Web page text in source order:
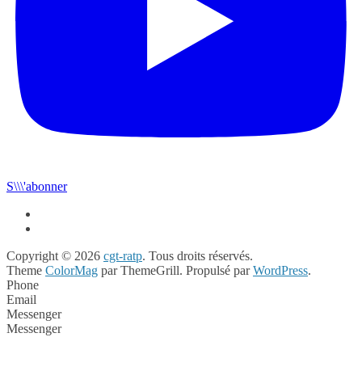
S\\\'abonner
Copyright © 2026 cgt-ratp. Tous droits réservés.
Theme ColorMag par ThemeGrill. Propulsé parWordPress.
Phone
Email
Messenger
Messenger